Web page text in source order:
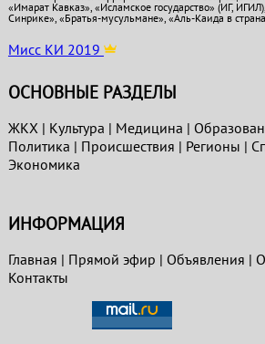
«Имарат Кавказ», «Исламское государство» (ИГ,
Синрике», «Братья-мусульмане», «Аль-Каида в
Мисс КИ 2019
ОСНОВНЫЕ РАЗДЕЛЫ
ЖКХ| Культура | Медицина |
Политика | Проиcшествия | Регионы |
Экономика
ИНФОРМАЦИЯ
Главная | Прямой эфир | Объявления |
Контакты